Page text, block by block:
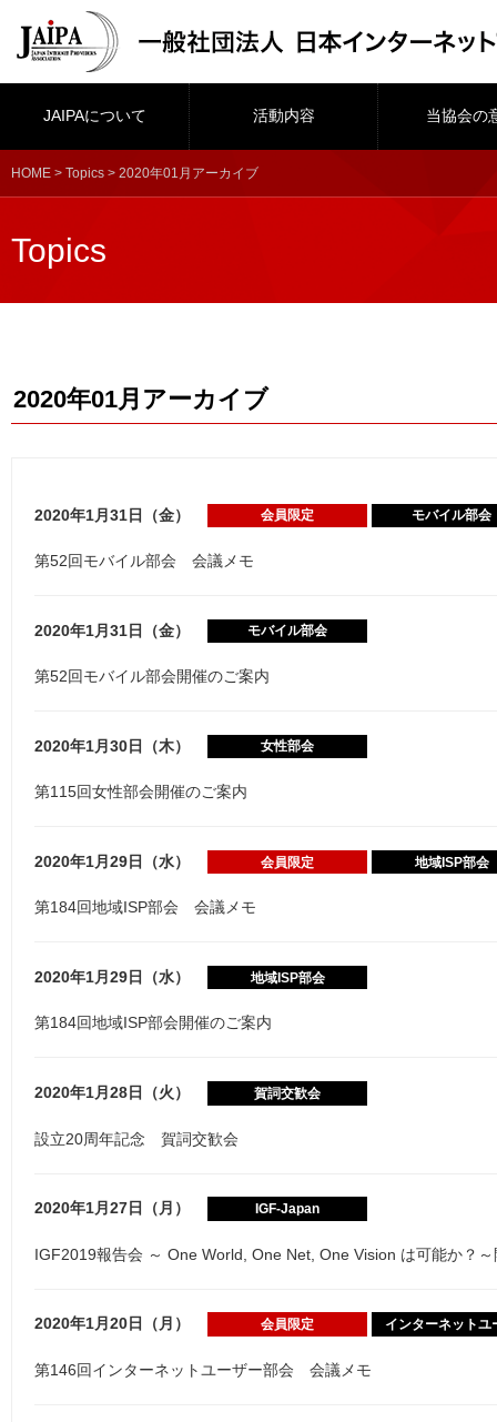
JAIPAについて 活動内容 当協会の
HOME > Topics > 2020年01月アーカイブ
Topics
2020年01月アーカイブ
2020年1月31日（金） 会員限定 モバイル部会
第52回モバイル部会 会議メモ
2020年1月31日（金） モバイル部会
第52回モバイル部会開催のご案内
2020年1月30日（木） 女性部会
第115回女性部会開催のご案内
2020年1月29日（水） 会員限定 地域ISP部会
第184回地域ISP部会 会議メモ
2020年1月29日（水） 地域ISP部会
第184回地域ISP部会開催のご案内
2020年1月28日（火） 賀詞交歓会
設立20周年記念 賀詞交歓会
2020年1月27日（月） IGF-Japan
IGF2019報告会 ～ One World, One Net, One Vision は可能か？
2020年1月20日（月） 会員限定 インターネットユ
第146回インターネットユーザー部会 会議メモ